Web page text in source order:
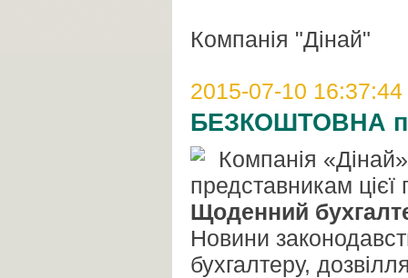
Компанія "Дінай"
2015-07-10 16:37:44
БЕЗКОШТОВНА
Компанія
представникам цієї
Щоденний
Новини
бухгалтеру,